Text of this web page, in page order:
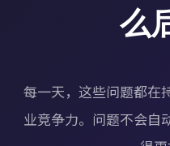
么
每一天，这些问题都在
业竞争力。问题不会自